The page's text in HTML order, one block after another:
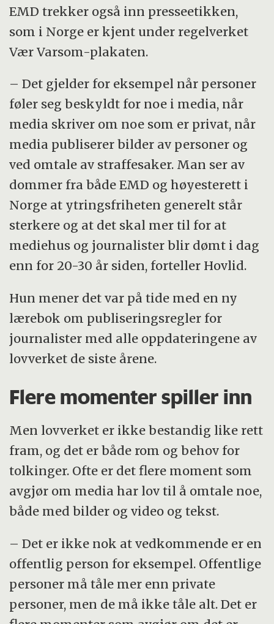
EMD trekker også inn presseetikken,
som i Norge er kjent under regelverket
Vær Varsom-plakaten.
– Det gjelder for eksempel når personer
føler seg beskyldt for noe i media, når
media skriver om noe som er privat, når
media publiserer bilder av personer og
ved omtale av straffesaker. Man ser av
dommer fra både EMD og høyesterett i
Norge at ytringsfriheten generelt står
sterkere og at det skal mer til for at
mediehus og journalister blir dømt i dag
enn for 20-30 år siden, forteller Hovlid.
Hun mener det var på tide med en ny
lærebok om publiseringsregler for
journalister med alle oppdateringene av
lovverket de siste årene.
Flere momenter spiller inn
Men lovverket er ikke bestandig like rett
fram, og det er både rom og behov for
tolkinger. Ofte er det flere moment som
avgjør om media har lov til å omtale noe,
både med bilder og video og tekst.
– Det er ikke nok at vedkommende er en
offentlig person for eksempel. Offentlige
personer må tåle mer enn private
personer, men de må ikke tåle alt. Det er